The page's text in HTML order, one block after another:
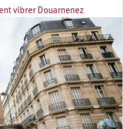
vibrer Douarnenez